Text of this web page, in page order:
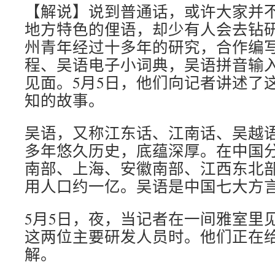
【解说】说到普通话，或许大家并
地方特色的俚语，却少有人会去钻
州青年经过十多年的研究，合作编
程、吴语电子小词典，吴语拼音输
见面。5月5日，他们向记者讲述了
知的故事。
吴语，又称江东话、江南话、吴越
多年悠久历史，底蕴深厚。在中国
南部、上海、安徽南部、江西东北
用人口约一亿。吴语是中国七大方
5月5日，夜，当记者在一间雅室里
这两位主要研发人员时。他们正在
解。